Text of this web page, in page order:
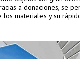
a donaciones, se
los materiales y su